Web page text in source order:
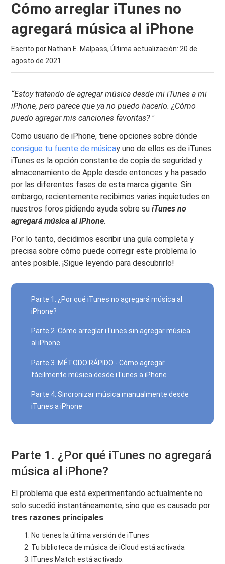
Cómo arreglar iTunes no
agregará música al iPhone
Escrito por Nathan E. Malpass, Última actualización: 20 de
agosto de 2021
“Estoy tratando de agregar música desde mi iTunes a mi
iPhone, pero parece que ya no puedo hacerlo. ¿Cómo
puedo agregar mis canciones favoritas? "
Como usuario de iPhone, tiene opciones sobre dónde
consigue tu fuente de músicay uno de ellos es de iTunes.
iTunes es la opción constante de copia de seguridad y
almacenamiento de Apple desde entonces y ha pasado
por las diferentes fases de esta marca gigante. Sin
embargo, recientemente recibimos varias inquietudes en
nuestros foros pidiendo ayuda sobre suiTunes no
agregará música al iPhone.
Por lo tanto, decidimos escribir una guía completa y
precisa sobre cómo puede corregir este problema lo
antes posible. ¡Sigue leyendo para descubrirlo!
Parte 1. ¿Por qué iTunes no agregará música al
iPhone?
Parte 2. Cómo arreglar iTunes sin agregar música
al iPhone
Parte 3. MÉTODO RÁPIDO - Cómo agregar
fácilmente música desde iTunes a iPhone
Parte 4. Sincronizar música manualmente desde
iTunes a iPhone
Parte 1. ¿Por qué iTunes no agregará
música al iPhone?
El problema que está experimentando actualmente no
solo sucedió instantáneamente, sino que es causado por
tres razones principales:
No tienes la última versión de iTunes
Tu biblioteca de música de iCloud está activada
ITunes Match está activado.